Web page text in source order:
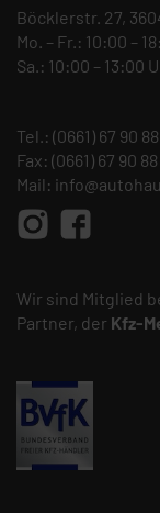
Böcklerstr. 27,
Mo. – Fr.: 10:00 –
Sa.: 10:00 – 13:00
Tel.: (0661) 67 90
Fax: (0661) 67 90
Mail:
Wir sind Mitglied
Partner, der Kfz-